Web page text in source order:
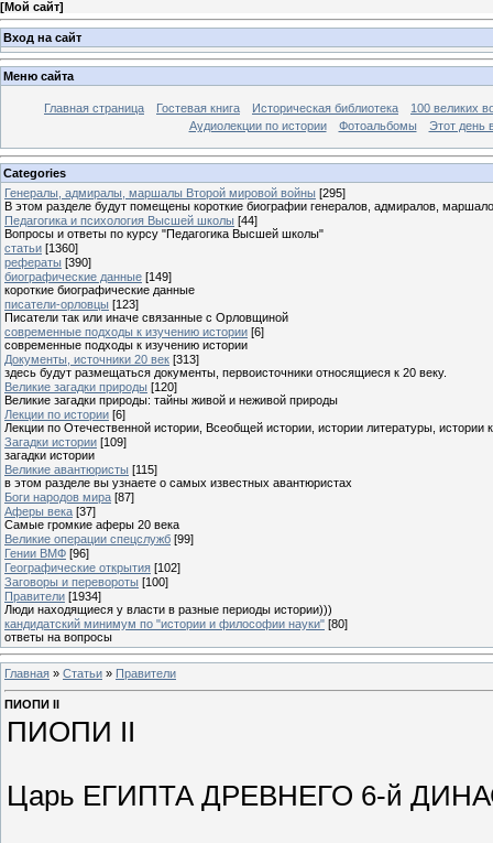
[Мой сайт]
Вход на сайт
Меню сайта
Главная страница Гостевая книга Историческая библиотека
100 великих
Аудиолекции по истории
Фотоальбомы Этот день
Categories
Генералы, адмиралы, маршалы Второй мировой войны [295]
В этом разделе будут помещены короткие биографии генералов, адмиралов,
Педагогика и психология Высшей школы [44]
Вопросы и ответы по курсу "Педагогика Высшей школы"
статьи [1360]
рефераты [390]
биографические данные [149]
короткие биографические данные
писатели-орловцы [123]
Писатели так или иначе связанные с Орловщиной
современные подходы к изучению истории [6]
современные подходы к изучению истории
Документы, источники 20 век [313]
здесь будут размещаться документы, первоисточники относящиеся к 20 веку.
Великие загадки природы [120]
Великие загадки природы: тайны живой и неживой природы
Лекции по истории [6]
Лекции по Отечественной истории, Всеобщей истории, истории литературы, истории
Загадки истории [109]
загадки истории
Великие авантюристы [115]
в этом разделе вы узнаете о самых известных авантюристах
Боги народов мира [87]
Аферы века [37]
Самые громкие аферы 20 века
Великие операции спецслужб [99]
Гении ВМФ [96]
Географические открытия [102]
Заговоры и перевороты [100]
Правители [1934]
Люди находящиеся у власти в разные периоды истории)))
кандидатский минимум по "истории и философии науки" [80]
ответы на вопросы
Главная » Статьи » Правители
ПИОПИ II
ПИОПИ II
Царь ЕГИПТА ДРЕВНЕГО 6-й